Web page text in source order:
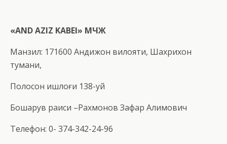
«AND AZIZ KABEI» МЧЖ
Манзил: 171600 Андижон вилояти, Шахрихон
тумани,
Полосон қишлоғи 138-уй
Бошқарув раиси –Рахмонов Зафар Алимович
Телефон: 0- 374-342-24-96